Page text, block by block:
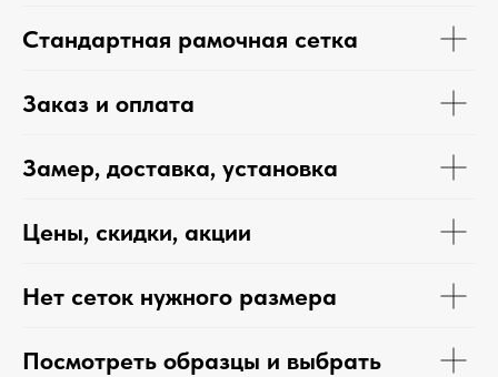
Стандартная рамочная сетка
Заказ и оплата
Замер, доставка, установка
Цены, скидки, акции
Нет сеток нужного размера
Посмотреть образцы и выбрать